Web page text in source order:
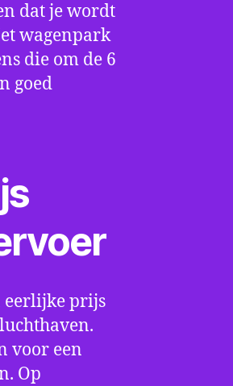
dat je wordt
wagenpark
die om de 6
goed
eerlijke prijs
voor een
Op